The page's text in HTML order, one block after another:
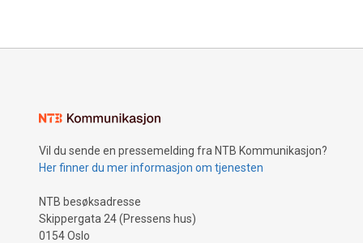
Vil du sende en pressemelding fra NTB Kommunikasjon?
Her finner du mer informasjon om tjenesten
NTB besøksadresse
Skippergata 24 (Pressens hus)
0154 Oslo